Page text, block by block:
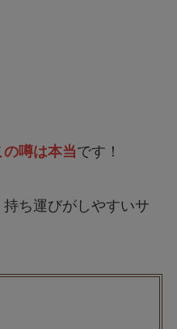
の噂は本当です！
ち運びがしやすいサ